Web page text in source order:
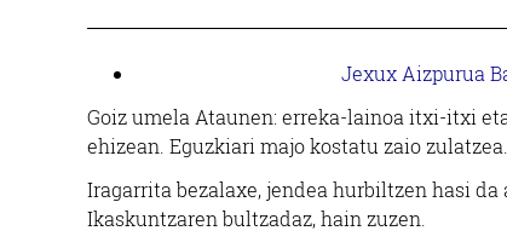
Jexux Aizpurua
Goiz umela Ataunen: erreka-lainoa itxi-itxi
ehizean. Eguzkiari majo kostatu zaio zulatzea.
Iragarrita bezalaxe, jendea hurbiltzen hasi
Ikaskuntzaren bultzadaz, hain zuzen.